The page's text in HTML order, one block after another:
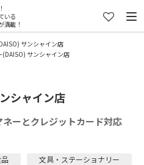
いる
満載！
サンシャイン店
(DAISO) サンシャイン店
シャイン店
ーとクレジットカード対応
文具・ステーショナリー